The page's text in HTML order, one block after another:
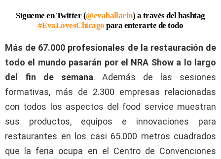
Sígueme en Twitter (@evaballarin) a través del hashtag
#EvaLovesChicago para enterarte de todo
Más de 67.000 profesionales de la restauración de
todo el mundo pasarán por el NRA Show a lo largo
del fin de semana. Además de las sesiones
formativas, más de 2.300 empresas relacionadas
con todos los aspectos del food service muestran
sus productos, equipos e innovaciones para
restaurantes en los casi 65.000 metros cuadrados
que la feria ocupa en el Centro de Convenciones